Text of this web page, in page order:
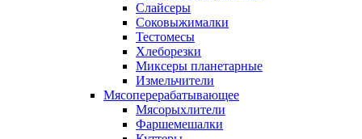
Слайсеры
Соковыжималки
Тестомесы
Хлеборезки
Миксеры планетарные
Измельчители
Мясоперерабатывающее
Мясорыхлители
Фаршемешалки